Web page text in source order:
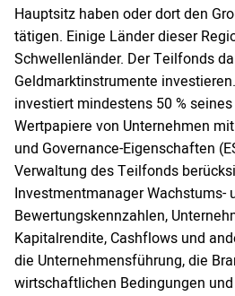
Hauptsitz haben oder dort den
tätigen. Einige Länder dieser
Schwellenländer. Der Teilfonds
Geldmarktinstrumente
investiert mindestens 50 %
Wertpapiere von Unternehmen
und Governance-Eigenschaften
Verwaltung des Teilfonds
Investmentmanager Wachstums-
Bewertungskennzahlen,
Kapitalrendite, Cashflows und
die Unternehmensführung, die
wirtschaftlichen Bedingungen